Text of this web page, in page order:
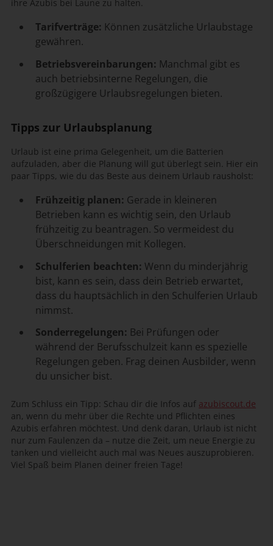
ihre Azubis bei Laune zu halten.
Tarifverträge: Können zusätzliche Urlaubstage
gewähren.
Betriebsvereinbarungen: Manchmal gibt es
auch betriebsinterne Regelungen, die
großzügigere Urlaubsregelungen bieten.
Tipps zur Urlaubsplanung
Urlaub ist eine prima Gelegenheit, um die Batterien
aufzuladen, aber die Planung will gut überlegt sein. Hier ein
paar Tipps, wie du das Beste aus deinem Urlaub rausholst:
Frühzeitig planen: Gerade in kleineren
Betrieben kann es wichtig sein, den Urlaub
frühzeitig zu beantragen. So vermeidest du
Überschneidungen mit Kollegen.
Schulferien beachten: Wenn du minderjährig
bist, kann es sein, dass dein Betrieb erwartet,
dass du hauptsächlich in den Schulferien Urlaub
nimmst.
Sonderregelungen: Bei Prüfungen oder
während der Berufsschulzeit kann es spezielle
Regelungen geben. Frag deinen Ausbilder, wenn
du unsicher bist.
Zum Schluss ein Tipp: Schau dir die Infos auf azubiscout.de
an, wenn du mehr über die Rechte und Pflichten eines
Azubis erfahren möchtest. Und denk daran, Urlaub ist nicht
nur zum Faulenzen da – nutze die Zeit, um neue Energie zu
tanken und vielleicht auch mal was Neues auszuprobieren.
Viel Spaß beim Planen deiner freien Tage!